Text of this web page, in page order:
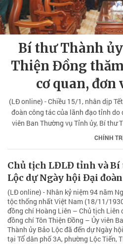
Bí thư Thành
Thiện Đồng
cơ quan,
(LĐ online) - Chiều 15/1, nhân dịp
đoàn công tác của lãnh đạo tỉnh do
viên Ban Thường vụ Tỉnh ủy, Bí thư
đoàn đã đến thăm, chúc Tết các cơ
bàn thành
CHÍNH
Chủ tịch LĐLĐ tỉnh và Bí
Lộc dự Ngày hội Đại
(LĐ online) - Nhân kỷ niệm 94 năm
tộc thống nhất Việt Nam (18/11/
đồng chí Hoàng Liên – Chủ tịch
đồng chí Tôn Thiện Đồng – Ủy viên
Thành ủy Bảo Lộc đã đến dự Ngày
tại Tổ dân phố 3A, phường Lộc Tiến,